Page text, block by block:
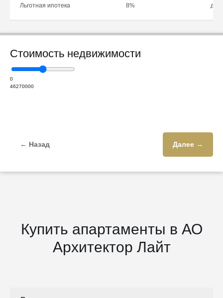
Льготная ипотека 8% до
Стоимость недвижимости
0
46270000
← Назад Далее →
Купить апартаменты в АО
Архитектор Лайт